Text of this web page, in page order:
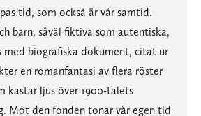
tid, som också är vår samtid.
barn, såväl fiktiva som autentiska,
med biografiska dokument, citat ur
en romanfantasi av flera röster
kastar ljus över 1900-talets
Mot den fonden tonar vår egen tid